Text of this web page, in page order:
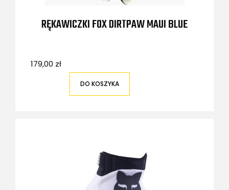
RĘKAWICZKI FOX DIRTPAW MAUI BLUE
179,00 zł
DO KOSZYKA